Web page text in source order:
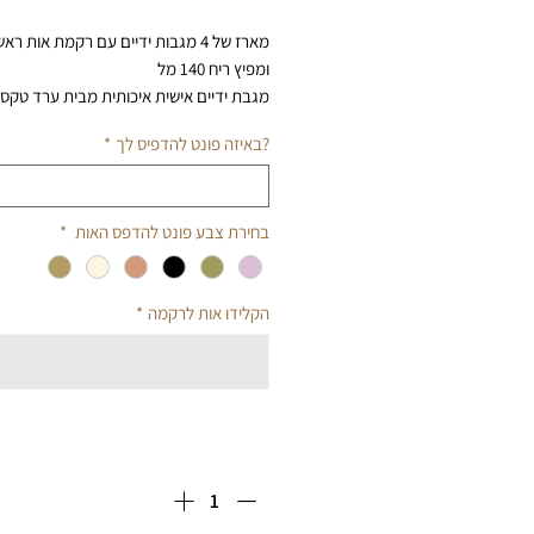
מארז של 4 מגבות ידיים עם רקמת אות ראשונה,
ומפיץ ריח 140 מל
מגבת ידיים אישית איכותית מבית ערד
מתייבשות במהירות ובעלות רכות שנעים
500 גר' למטר משקל
בעלת סיבים חזקים וארוכים
100% כותנה.
1. הקלידו אות לרקמה
?באיזה פונט להדפיס לך *
בחירת צבע פונט להדפס האות *
הקלידו אות לרקמה *